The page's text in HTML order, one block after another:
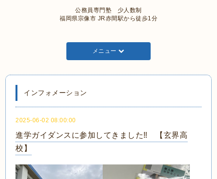
公務員専門塾 少人数制
福岡県宗像市 JR赤間駅から徒歩1分
メニュー
インフォメーション
2025-06-02 08:00:00
進学ガイダンスに参加してきました‼ 【玄界高
校】